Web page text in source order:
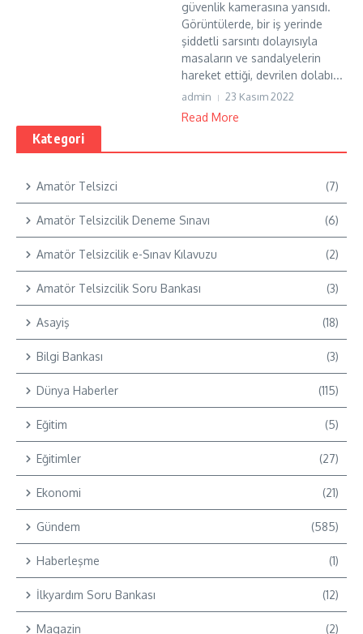
güvenlik kamerasına yansıdı.
Görüntülerde, bir iş yerinde
şiddetli sarsıntı dolayısıyla
masaların ve sandalyelerin
hareket ettiği, devrilen dolabı...
admin 23 Kasım 2022
Read More
Kategori
Amatör Telsizci (7)
Amatör Telsizcilik Deneme Sınavı (6)
Amatör Telsizcilik e-Sınav Kılavuzu (2)
Amatör Telsizcilik Soru Bankası (3)
Asayiş (18)
Bilgi Bankası (3)
Dünya Haberler (115)
Eğitim (5)
Eğitimler (27)
Ekonomi (21)
Gündem (585)
Haberleşme (1)
İlkyardım Soru Bankası (12)
Magazin (2)